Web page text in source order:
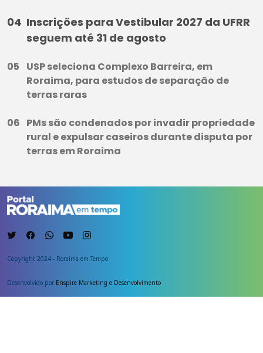
Inscrições para Vestibular 2027 da UFRR
seguem até 31 de agosto
USP seleciona Complexo Barreira, em
Roraima, para estudos de separação de
terras raras
PMs são condenados por invadir propriedade
rural e expulsar caseiros durante disputa por
terras em Roraima
Copyright 2024 - Roraima em Tempo
Desenvolvido por Enspire Marketing e Desenvolvimento